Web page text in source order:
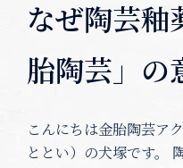
なぜ陶芸釉
胎陶芸」の
こんにちは金胎陶芸ア
ととい）の犬塚です。